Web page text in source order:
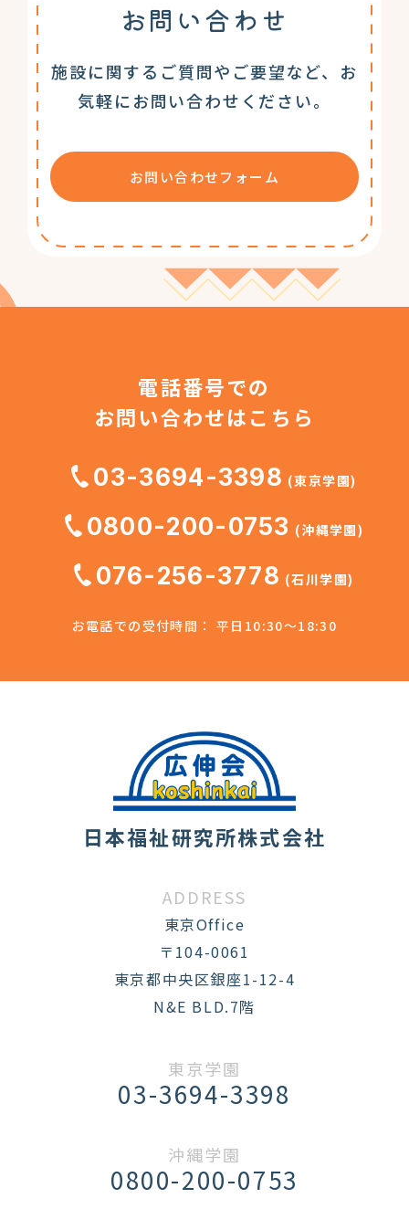
お問い合わせ
施設に関するご質問やご要望など、お
気軽にお問い合わせください。
お問い合わせフォーム
電話番号での
お問い合わせはこちら
03-3694-3398 (東京学園)
0800-200-0753 (沖縄学園)
076-256-3778 (石川学園)
お電話での受付時間： 平日10:30～18:30
日本福祉研究所株式会社
ADDRESS
東京Office
〒104-0061
東京都中央区銀座1-12-4
N&E BLD.7階
東京学園
03-3694-3398
沖縄学園
0800-200-0753